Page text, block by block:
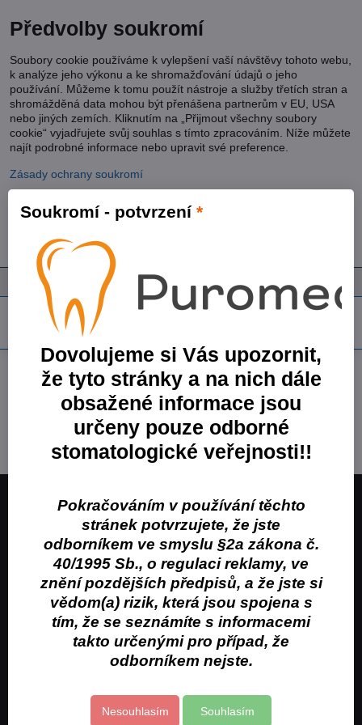
Ionyx Société
/c/producent/ionyx
V této kategorii nejsou žádné výrobky.
Obchodní značka Puromedix, s.r.o. je distributorem
stomatologických potřeb.
Obchodní podmínky
Kontakty pro objednávku
+420 733 113 043
objednavky@puromed.cz
Předvolby soukromí
Soubory cookie používáme k vylepšení vaší návštěvy tohoto webu,
k analýze jeho výkonu a ke shromažďování údajů o jeho
používání. Můžeme k tomu použít nástroje a služby třetích stran a
shromážděná data mohou být přenášena partnerům v EU, USA
nebo jiných zemích. Kliknutím na „Přijmout všechny soubory
cookie“ vyjadřujete svůj souhlas s tímto zpracováním. Níže můžete
najít podrobné informace nebo upravit své preference.
Zásady ochrany soukromí
Přijmout všechny cookies
Soukromí - potvrzení *
Dovolujeme si Vás upozornit,
že tyto stránky a na nich dále
obsažené informace jsou
určeny pouze odborné
stomatologické veřejnosti!!
Pokračováním v používání těchto
stránek potvrzujete, že jste
odborníkem ve smyslu §2a zákona č.
40/1995 Sb., o regulaci reklamy, ve
znění pozdějších předpisů, a že jste si
vědom(a) rizik, která jsou spojena s
tím, že se seznámíte s informacemi
takto určenými pro případ, že
odborníkem nejste.
Nesouhlasím Souhlasím